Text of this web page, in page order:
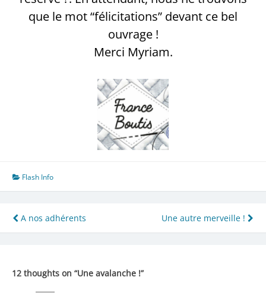
que le mot “félicitations” devant ce bel
ouvrage !
Merci Myriam.
Flash Info
Navigation
de
A nos adhérents Une autre merveille !
12 thoughts on “Une avalanche !”